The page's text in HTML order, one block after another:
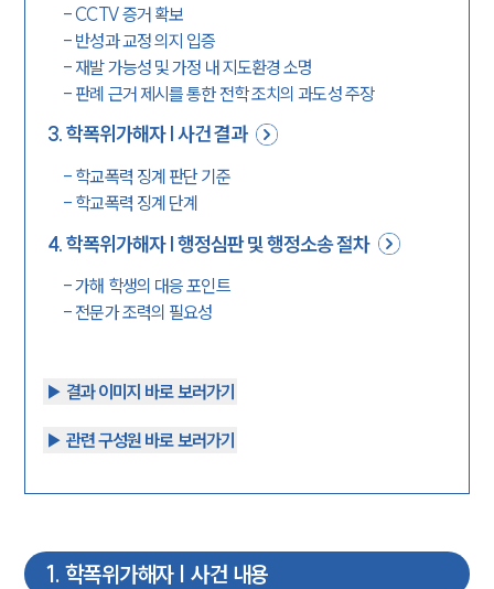
-CCTV 증거 확보
- 반성과 교정 의지 입증
- 재발 가능성 및 가정 내 지도환경 소명
- 판례 근거 제시를 통한 전학 조치의 과도성 주장
3.학폭위가해자 | 사건 결과
- 학교폭력 징계 판단 기준
- 학교폭력 징계 단계
4.학폭위가해자 | 행정심판 및 행정소송 절차
-가해 학생의 대응 포인트
- 전문가 조력의 필요성
▶︎ 결과 이미지 바로 보러가기
▶︎ 관련 구성원 바로 보러가기
1. 학폭위가해자 | 사건 내용